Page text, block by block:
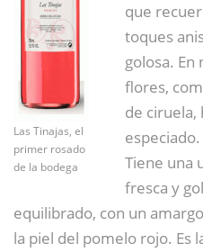
Las Tinajas, el
primer rosado
de la bodega
que
toques
golosa. En
flores,
de ciruela,
especiado.
Tiene una
fresca y
equilibrado, con un
la piel del pomelo rojo. Es